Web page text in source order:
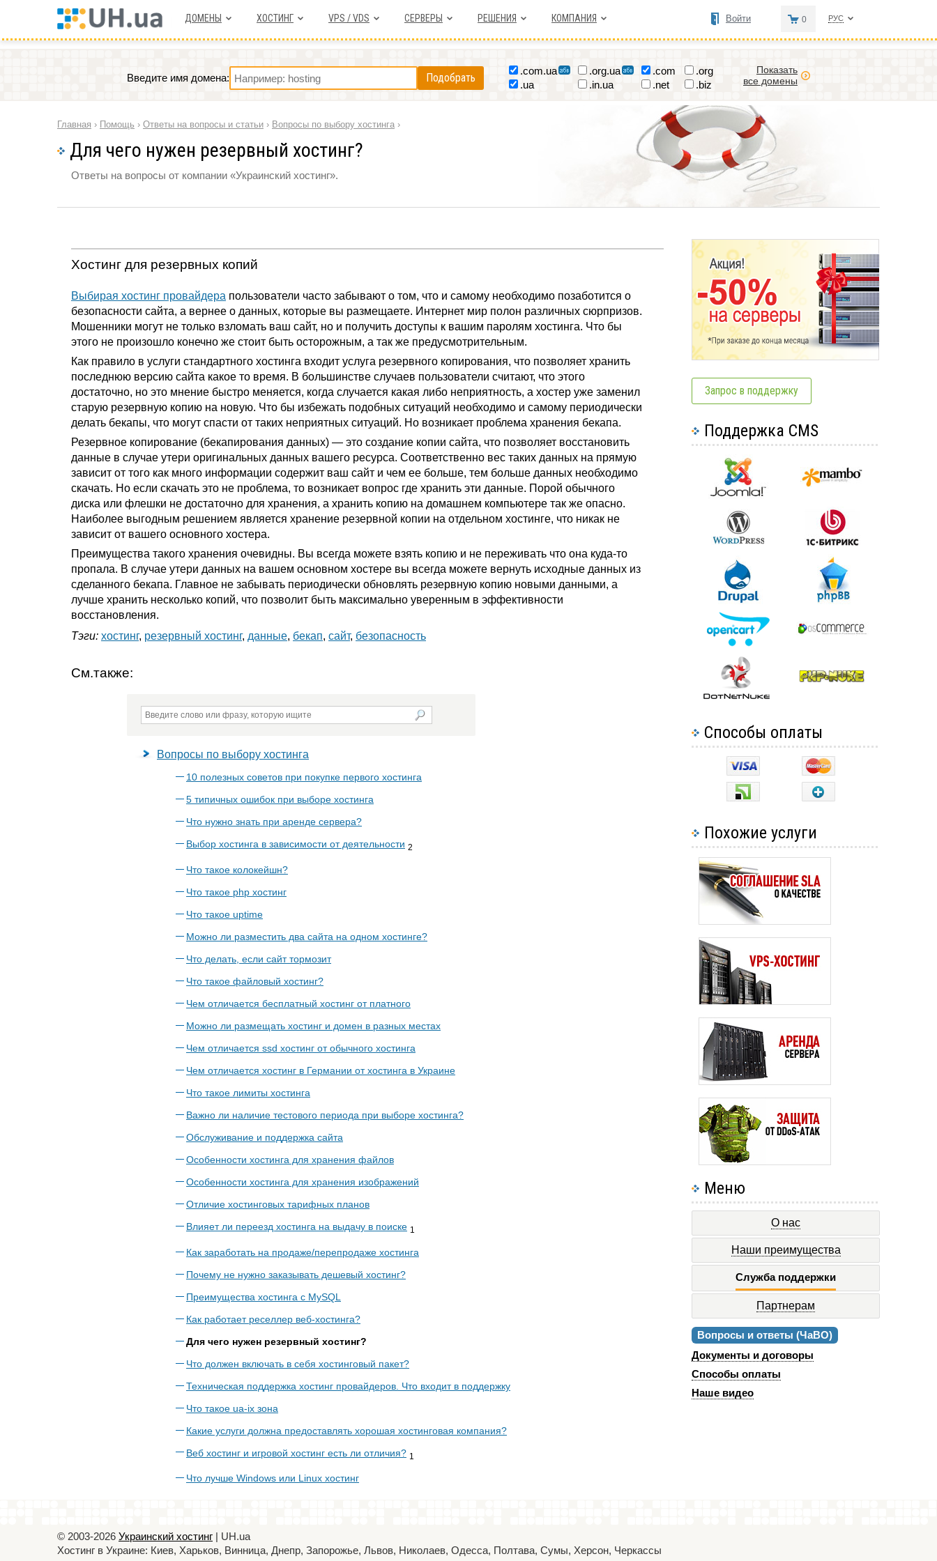
ДОМЕНЫ ХОСТИНГ VPS / VDS СЕРВЕРЫ РЕШЕНИЯ КОМПАНИЯ РУС
0
Войти
Введите имя домена: Подобрать
.com.ua .org.ua .com
.org
.ua
.in.ua .net .biz
Показать
все домены
Главная › Помощь › Ответы на вопросы и статьи › Вопросы по выбору хостинга ›
Для чего нужен резервный хостинг?
Ответы на вопросы от компании «Украинский хостинг».
Хостинг для резервных копий
Выбирая хостинг провайдера пользователи часто забывают о том, что и самому необходимо позаботится о
безопасности сайта, а вернее о данных, которые вы размещаете. Интернет мир полон различных сюрпризов.
Мошенники могут не только взломать ваш сайт, но и получить доступы к вашим паролям хостинга. Что бы
этого не произошло конечно же стоит быть осторожным, а так же предусмотрительным.
Как правило в услуги стандартного хостинга входит услуга резервного копирования, что позволяет хранить
последнюю версию сайта какое то время. В большинстве случаев пользователи считают, что этого
достаточно, но это мнение быстро меняется, когда случается какая либо неприятность, а хостер уже заменил
старую резервную копию на новую. Что бы избежать подобных ситуаций необходимо и самому периодически
делать бекапы, что могут спасти от таких неприятных ситуаций. Но возникает проблема хранения бекапа.
Резервное копирование (бекапирования данных) — это создание копии сайта, что позволяет восстановить
данные в случае утери оригинальных данных вашего ресурса. Соответственно вес таких данных на прямую
зависит от того как много информации содержит ваш сайт и чем ее больше, тем больше данных необходимо
скачать. Но если скачать это не проблема, то возникает вопрос где хранить эти данные. Порой обычного
диска или флешки не достаточно для хранения, а хранить копию на домашнем компьютере так же опасно.
Наиболее выгодным решением является хранение резервной копии на отдельном хостинге, что никак не
зависит от вашего основного хостера.
Преимущества такого хранения очевидны. Вы всегда можете взять копию и не переживать что она куда-то
пропала. В случае утери данных на вашем основном хостере вы всегда можете вернуть исходные данных из
сделанного бекапа. Главное не забывать периодически обновлять резервную копию новыми данными, а
лучше хранить несколько копий, что позволит быть максимально уверенным в эффективности
восстановления.
Тэги: хостинг, резервный хостинг, данные, бекап, сайт, безопасность
См.также:
Вопросы по выбору хостинга
10 полезных советов при покупке первого хостинга
5 типичных ошибок при выборе хостинга
Что нужно знать при аренде сервера?
Выбор хостинга в зависимости от деятельности 2
Что такое колокейшн?
Что такое php хостинг
Что такое uptime
Можно ли разместить два сайта на одном хостинге?
Что делать, если сайт тормозит
Что такое файловый хостинг?
Чем отличается бесплатный хостинг от платного
Можно ли размещать хостинг и домен в разных местах
Чем отличается ssd хостинг от обычного хостинга
Чем отличается хостинг в Германии от хостинга в Украине
Что такое лимиты хостинга
Важно ли наличие тестового периода при выборе хостинга?
Обслуживание и поддержка сайта
Особенности хостинга для хранения файлов
Особенности хостинга для хранения изображений
Отличие хостинговых тарифных планов
Влияет ли переезд хостинга на выдачу в поиске 1
Как заработать на продаже/перепродаже хостинга
Почему не нужно заказывать дешевый хостинг?
Преимущества хостинга с MySQL
Как работает реселлер веб-хостинга?
Для чего нужен резервный хостинг?
Что должен включать в себя хостинговый пакет?
Техническая поддержка хостинг провайдеров. Что входит в поддержку
Что такое ua-ix зона
Какие услуги должна предоставлять хорошая хостинговая компания?
Веб хостинг и игровой хостинг есть ли отличия? 1
Что лучше Windows или Linux хостинг
Запрос в поддержку
Поддержка CMS
Способы оплаты
Похожие услуги
Меню
О нас
Наши преимущества
Служба поддержки
Партнерам
Вопросы и ответы (ЧаВО)
Документы и договоры
Способы оплаты
Наше видео
© 2003-2026 Украинский хостинг | UH.ua
Хостинг в Украине: Киев, Харьков, Винница, Днепр, Запорожье, Львов, Николаев, Одесса, Полтава, Сумы, Херсон, Черкассы